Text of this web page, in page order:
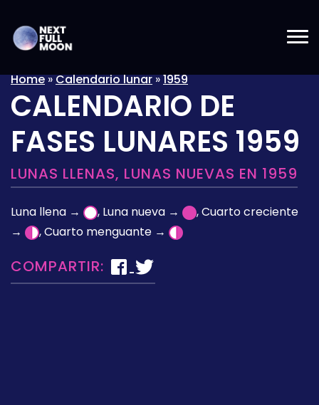
Home»Calendario lunar»1959
CALENDARIO DE
FASES LUNARES 1959
LUNAS LLENAS, LUNAS NUEVAS EN 1959
Luna llena → , Luna nueva →
, Cuarto creciente
→
, Cuarto menguante →
COMPARTIR: